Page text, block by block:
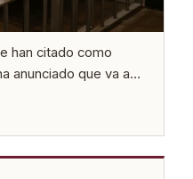
han citado como
anunciado que va a
judicial y no
próximas horas. En
el tiempo corre y